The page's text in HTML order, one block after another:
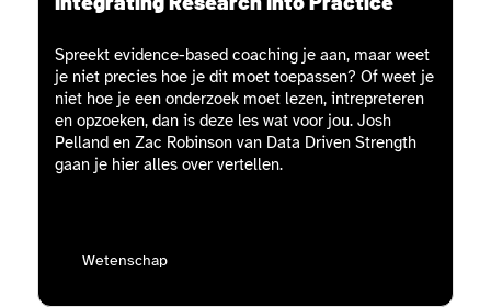
Spreekt evidence-based coaching je aan, maar weet
je niet precies hoe je dit moet toepassen? Of weet je
niet hoe je een onderzoek moet lezen, intrepreteren
en opzoeken, dan is deze les wat voor jou. Josh
Pelland en Zac Robinson van Data Driven Strength
gaan je hier alles over vertellen.
Wetenschap